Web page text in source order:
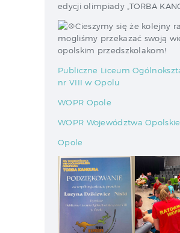
edycji olimpiady „TORBA
Cieszymy się że kolejny
mogliśmy przekazać swoją
opolskim przedszkolakom!
Publiczne Liceum
nr VIII w Opolu
WOPR Opole
WOPR Województwa
Opole